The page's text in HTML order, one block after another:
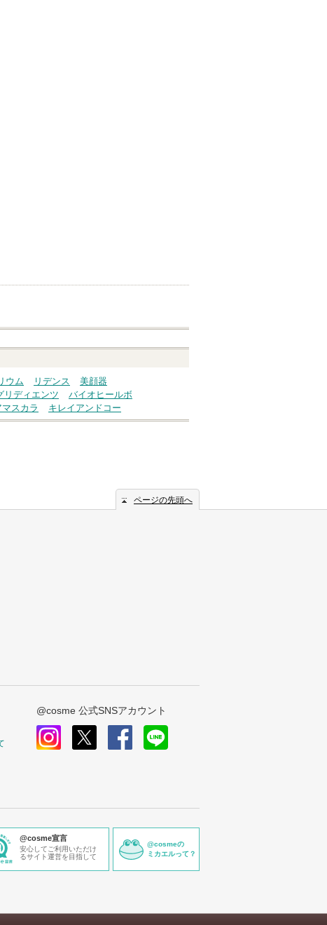
ウム リデンス
美顔器
リディエンツ
バイオヒールボ
スカラ キレイアンドコー
ページの先頭へ
@cosme 公式SNSアカウント
@cosme宣言
安心してご利用いただけ
るサイト運営を目指して
@cosmeの
ミカエルって？